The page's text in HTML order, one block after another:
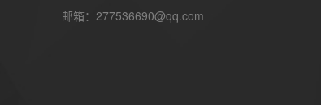
邮箱：277536690@qq.com